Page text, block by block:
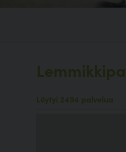
Löytyi 2494 palvelua